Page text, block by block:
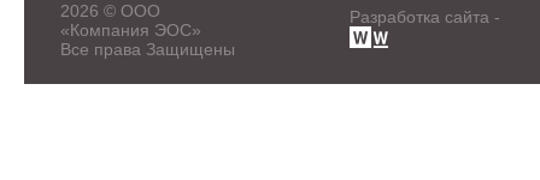
2026 © ООО
«Компания ЭОС»
Все права Защищены
Разработка сайта -